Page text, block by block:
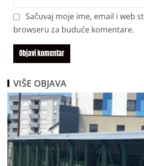
Sačuvaj moje ime, email i web
browseru za buduće komentare.
VIŠE OBJAVA